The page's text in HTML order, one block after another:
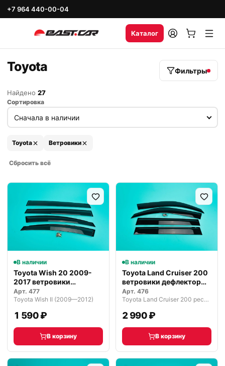
+7 964 440-00-04
Каталог
Toyota Фильтры
Найдено 27
Сортировка
Toyota Ветровики
Сбросить всё
В наличии
Toyota Wish 20 2009-
2017 ветровики
дефлекторы око…
Арт. 477
Toyota Wish II (2009—2012)
1 590 ₽
В корзину
В наличии
Toyota Land Cruiser 200
ветровики дефлекторы
окон…
Арт. 476
Toyota Land Cruiser 200 рестайлинг 2 (2015—2021)
2 990 ₽
В корзину